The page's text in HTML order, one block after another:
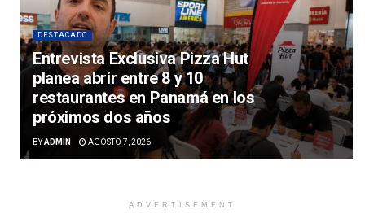
DESTACADO
Entrevista Exclusiva Pizza Hut
planea abrir entre 8 y 10
restaurantes en Panamá en los
próximos dos años
BYADMIN AGOSTO 7, 2026
ADVERTISEMENT